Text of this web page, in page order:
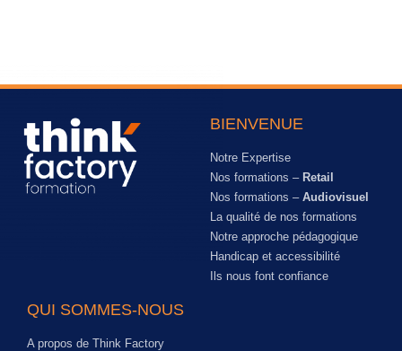
BIENVENUE
Notre Expertise
Nos formations – Retail
Nos formations – Audiovisuel
La qualité de nos formations
Notre approche pédagogique
Handicap et accessibilité
Ils nous font confiance
QUI SOMMES-NOUS
A propos de Think Factory